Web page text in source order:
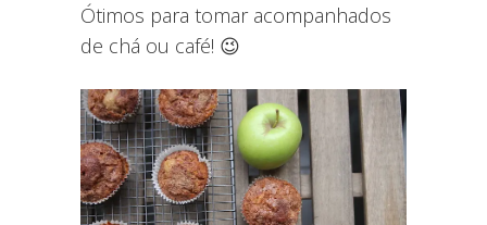
Ótimos para tomar acompanhados
de chá ou café! 😉